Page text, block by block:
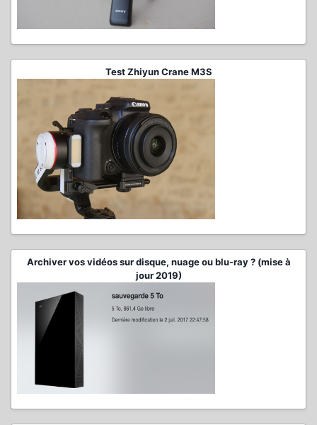
Test Zhiyun Crane M3S
Archiver vos vidéos sur disque, nuage ou blu-ray ? (mise à
jour 2019)